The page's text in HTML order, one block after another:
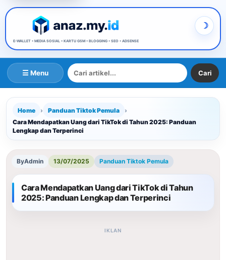
𝕬𝖓𝖆𝖘 𝕴𝖐𝖜𝖆𝖓𝖆 | 𝕭𝖑𝖔𝖌𝖌𝖊𝖗 𝕭𝖑𝖎𝖙𝖆𝖗
E-WALLET • MEDIA SOSIAL • KARTU GSM • BLOGGING • SEO • ADSENSE
☰ Menu
Home › Panduan Tiktok Pemula
›
Cara Mendapatkan Uang dari TikTok di Tahun 2025: Panduan
Lengkap dan Terperinci
ByAdmin 13/07/2025 Panduan Tiktok Pemula
Cara Mendapatkan Uang dari TikTok di Tahun
2025: Panduan Lengkap dan Terperinci